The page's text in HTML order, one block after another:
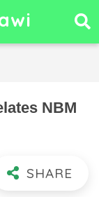
NBM